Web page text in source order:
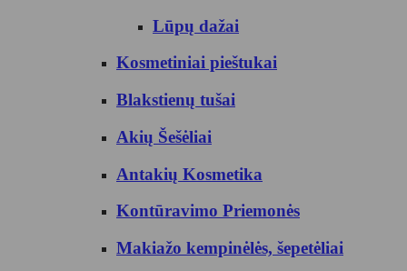
Lūpų dažai
Kosmetiniai pieštukai
Blakstienų tušai
Akių Šešėliai
Antakių Kosmetika
Kontūravimo Priemonės
Makiažo kempinėlės, šepetėliai